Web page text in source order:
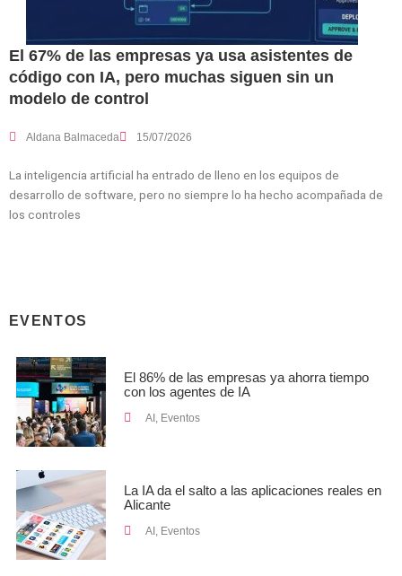
El 67% de las empresas ya usa asistentes de
código con IA, pero muchas siguen sin un
modelo de control
Aldana Balmaceda 15/07/2026
La inteligencia artificial ha entrado de lleno en los equipos de
desarrollo de software, pero no siempre lo ha hecho acompañada de
los controles
EVENTOS
El 86% de las empresas ya ahorra tiempo
con los agentes de IA
AI , Eventos
La IA da el salto a las aplicaciones reales en
Alicante
AI , Eventos